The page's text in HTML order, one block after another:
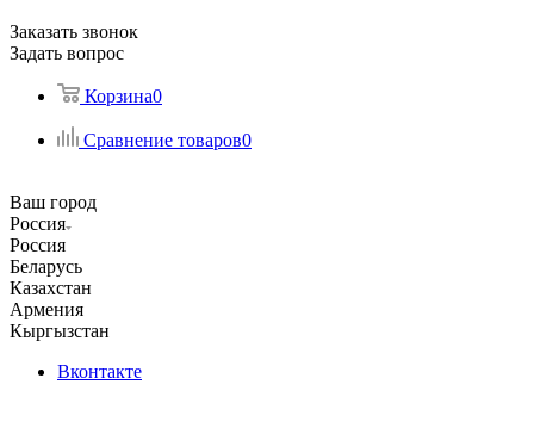
Заказать звонок
Задать вопрос
Корзина0
Сравнение товаров0
Ваш город
Россия
Россия
Беларусь
Казахстан
Армения
Кыргызстан
Вконтакте